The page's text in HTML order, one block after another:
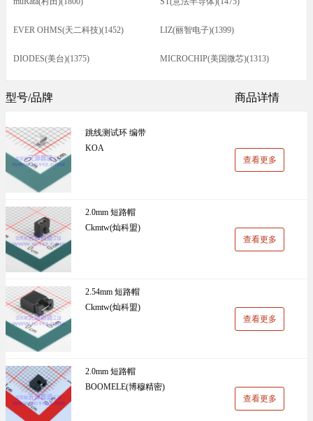
万能板(14)
EVER OHMS(天二科技)(1452) LIZ(丽智电子)(1399)
DIODES(美台)(1375) MICROCHIP(美国微芯)(1313)
UniOhm台湾厚声（授权代理）(983)
国产(926)
LINEAR(凌特)(728) AISHI(艾华集团)(668)
ST(先科)(660)
ADI(亚德诺)(629)
HKR(香港电阻)(619)
型号/品牌 商品详情
跳线测试环 编带
KOA
查看更多
2.0mm 短路帽
Ckmtw(灿科盟)
查看更多
2.54mm 短路帽
Ckmtw(灿科盟)
查看更多
2.0mm 短路帽
BOOMELE(博穆精密)
查看更多